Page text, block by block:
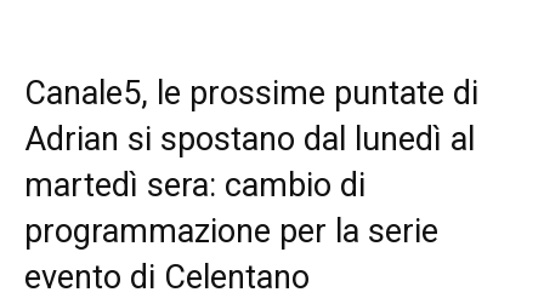
Canale5, le prossime puntate di
Adrian si spostano dal lunedì al
martedì sera: cambio di
programmazione per la serie
evento di Celentano